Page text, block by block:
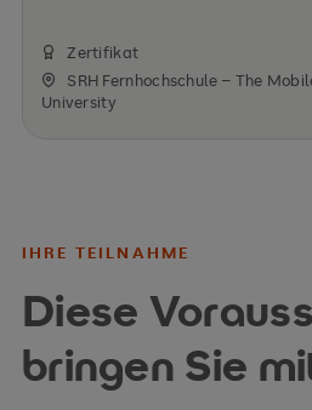
Zertifikat
SRH Fernhochschule – The
University
IHRE TEILNAHME
Diese
bringen Sie